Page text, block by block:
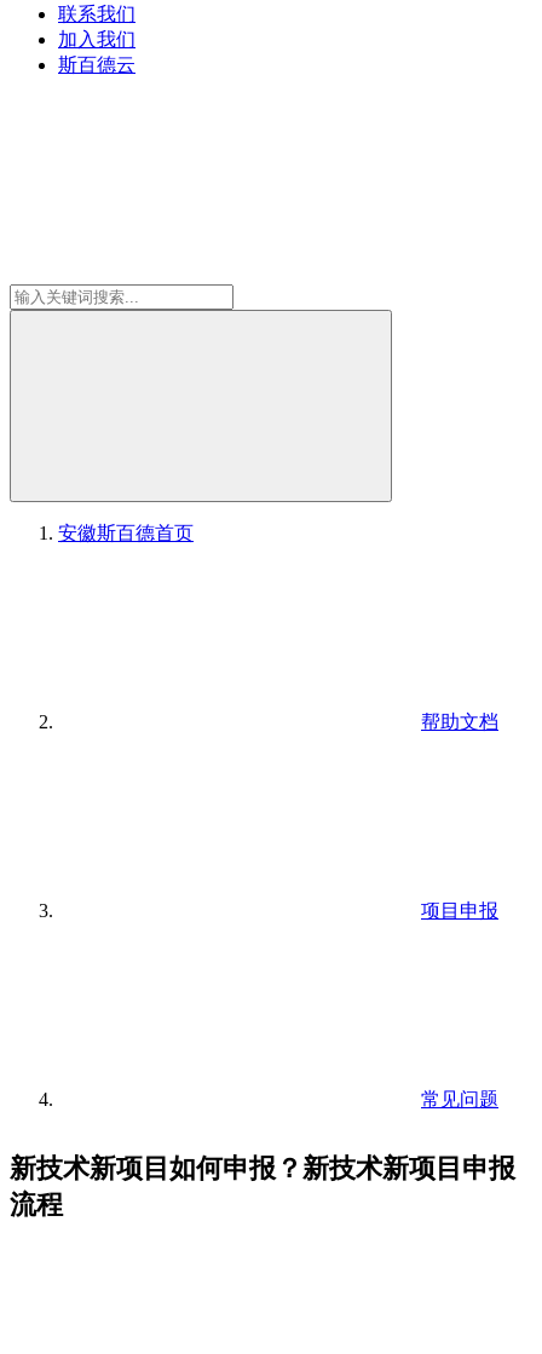
联系我们
加入我们
斯百德云
安徽斯百德首页
帮助文档
项目申报
常见问题
新技术新项目如何申报？新技术新项目申报
流程